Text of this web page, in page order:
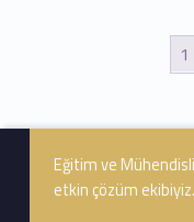
1
Footer info sidebar
Eğitim ve
etkin çözüm ekibiyiz.